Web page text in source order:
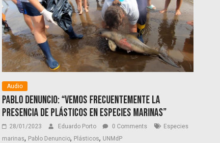
Audio
Pablo Denuncio: “Vemos frecuentemente la
presencia de plásticos en especies marinas”
28/01/2023 Eduardo Porto 0 Comments
Especies
marinas, Pablo Denuncio, Plásticos, UNMdP